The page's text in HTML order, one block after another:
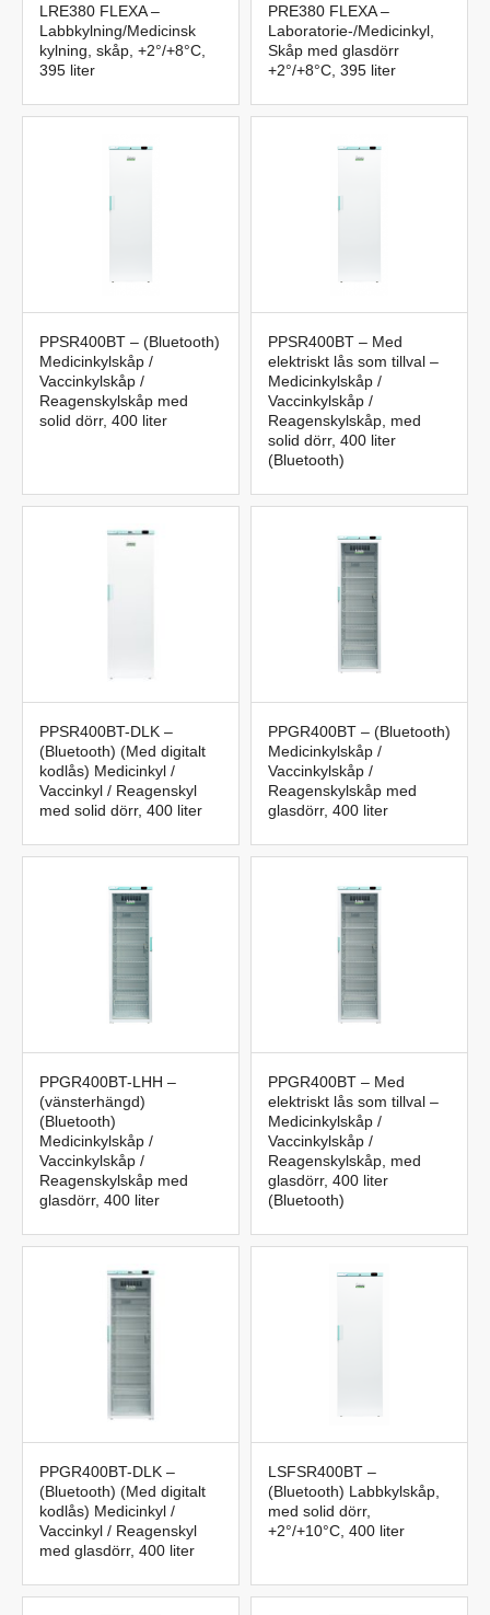
LRE380 FLEXA –
Labbkylning/Medicinsk
kylning, skåp, +2°/+8°C,
395 liter
PRE380 FLEXA –
Laboratorie-/Medicinkyl,
Skåp med glasdörr
+2°/+8°C, 395 liter
PPSR400BT – (Bluetooth)
Medicinkylskåp /
Vaccinkylskåp /
Reagenskylskåp med
solid dörr, 400 liter
PPSR400BT – Med
elektriskt lås som tillval –
Medicinkylskåp /
Vaccinkylskåp /
Reagenskylskåp, med
solid dörr, 400 liter
(Bluetooth)
PPSR400BT-DLK –
(Bluetooth) (Med digitalt
kodlås) Medicinkyl /
Vaccinkyl / Reagenskyl
med solid dörr, 400 liter
PPGR400BT – (Bluetooth)
Medicinkylskåp /
Vaccinkylskåp /
Reagenskylskåp med
glasdörr, 400 liter
PPGR400BT-LHH –
(vänsterhängd)
(Bluetooth)
Medicinkylskåp /
Vaccinkylskåp /
Reagenskylskåp med
glasdörr, 400 liter
PPGR400BT – Med
elektriskt lås som tillval –
Medicinkylskåp /
Vaccinkylskåp /
Reagenskylskåp, med
glasdörr, 400 liter
(Bluetooth)
PPGR400BT-DLK –
(Bluetooth) (Med digitalt
kodlås) Medicinkyl /
Vaccinkyl / Reagenskyl
med glasdörr, 400 liter
LSFSR400BT –
(Bluetooth) Labbkylskåp,
med solid dörr,
+2°/+10°C, 400 liter